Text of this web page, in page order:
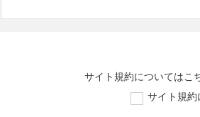
サイト規約についてはこ
サイト規約